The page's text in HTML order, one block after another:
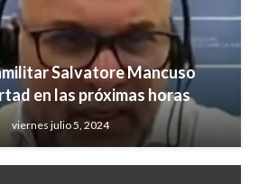
Salvatore Mancuso
en las próximas horas
viernes julio 5, 2024